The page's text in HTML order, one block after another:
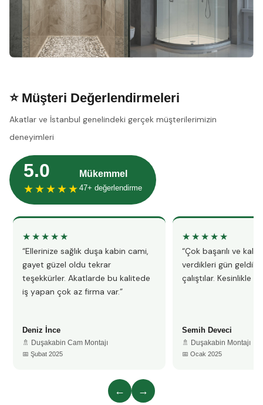
⭐ Müşteri Değerlendirmeleri
Akatlar ve İstanbul genelindeki gerçek müşterilerimizin
deneyimleri
5.0
★★★★★
Mükemmel
47+ değerlendirme
★★★★★
“Ellerinize sağlık duşa kabin cami,
gayet güzel oldu tekrar
teşekkürler. Akatlarde bu kalitede
iş yapan çok az firma var.”
Deniz İnce
🚿 Duşakabin Cam Montajı
📅 Şubat 2025
★★★★★
“Çok başarılı ve
verdikleri gün
çalıştılar. Kesinlikle
Semih Deveci
🚿 Duşakabin Montajı
📅 Ocak 2025
← →